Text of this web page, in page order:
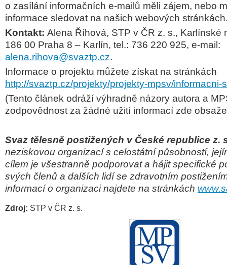
o zasílání informačních e-mailů měli zájem, nebo
informace sledovat na našich webových
Kontakt: Alena Říhová, STP v ČR z. s., Karlínské
186 00 Praha 8 – Karlín, tel.: 736 220 925, e-mail:
alena.rihova@svaztp.cz.
Informace o projektu můžete získat na stránkách
http://svaztp.cz/projekty/projekty-mpsv/informacni-
(Tento článek odráží výhradně názory autora a
zodpovědnost za žádné užití informací zde
Svaz tělesně postižených v České republice z.
neziskovou organizací s celostátní působností,
cílem je všestranně podporovat a hájit specifické
svých členů a dalších lidí se zdravotním
informací o organizaci najdete na stránkách
Zdroj: STP v ČR z. s.